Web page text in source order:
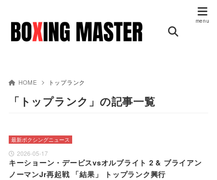
HOME トップランク
「トップランク」の記事一覧
最新ボクシングニュース
2026-05-17
キーショーン・デービスvsオルブライト 2 & ブライアン
ノーマンJr再起戦 「結果」 トップランク興行